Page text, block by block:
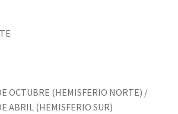
OCTUBRE (HEMISFERIO NORTE) /
ABRIL (HEMISFERIO SUR)